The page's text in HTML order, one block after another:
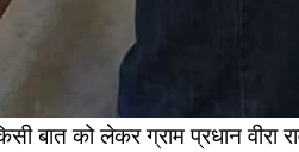
बात को लेकर ग्राम प्रधान